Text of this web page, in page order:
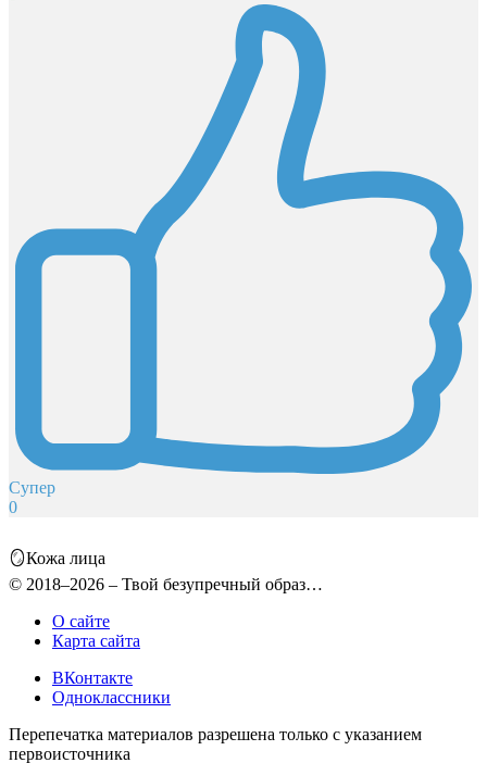
Супер
0
🪞Кожа лица
© 2018–2026 – Твой безупречный образ…
О сайте
Карта сайта
ВКонтакте
Одноклассники
Перепечатка материалов разрешена только с указанием
первоисточника